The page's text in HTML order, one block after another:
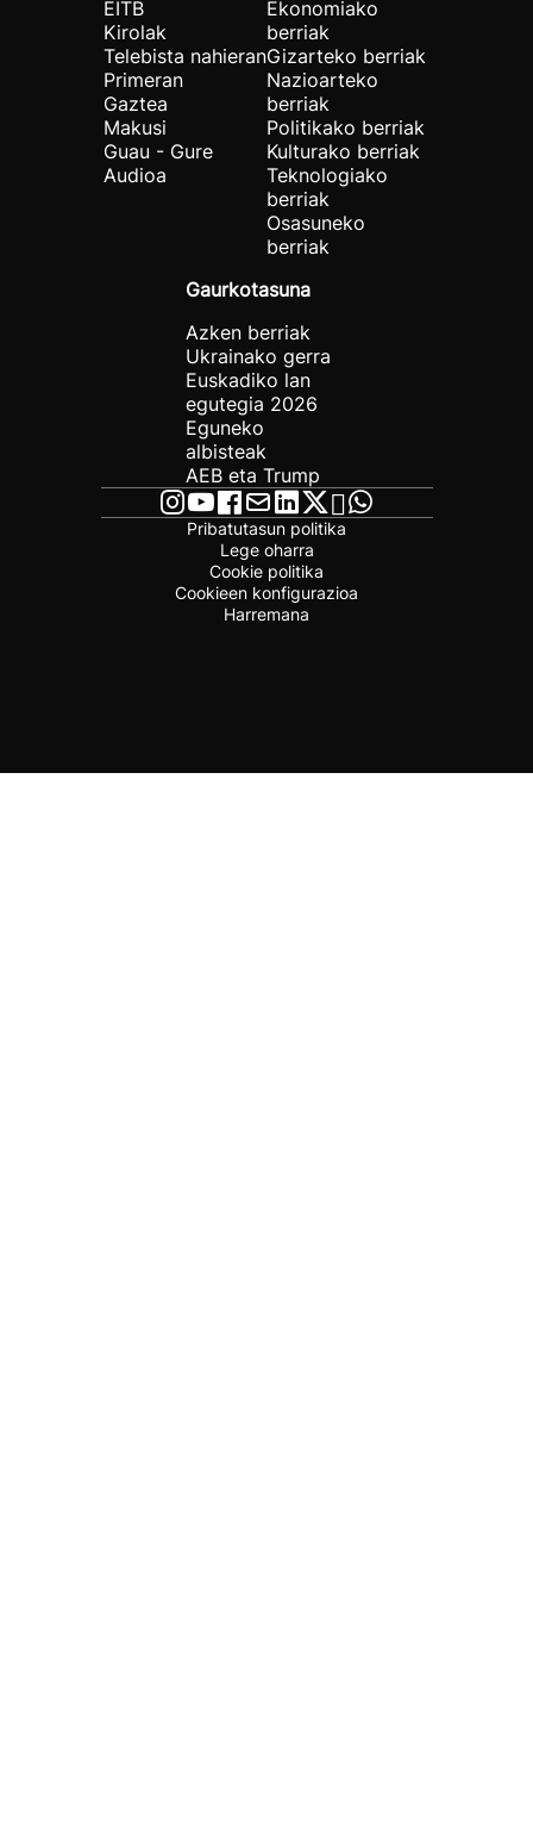
EITB
Kirolak
Telebista nahieran
Primeran
Gaztea
Makusi
Guau - Gure
Audioa
Ekonomiako
berriak
Gizarteko berriak
Nazioarteko
berriak
Politikako berriak
Kulturako berriak
Teknologiako
berriak
Osasuneko
berriak
Gaurkotasuna
Azken berriak
Ukrainako gerra
Euskadiko lan
egutegia 2026
Eguneko
albisteak
AEB eta Trump
Pribatutasun politika
Lege oharra
Cookie politika
Cookieen konfigurazioa
Harremana